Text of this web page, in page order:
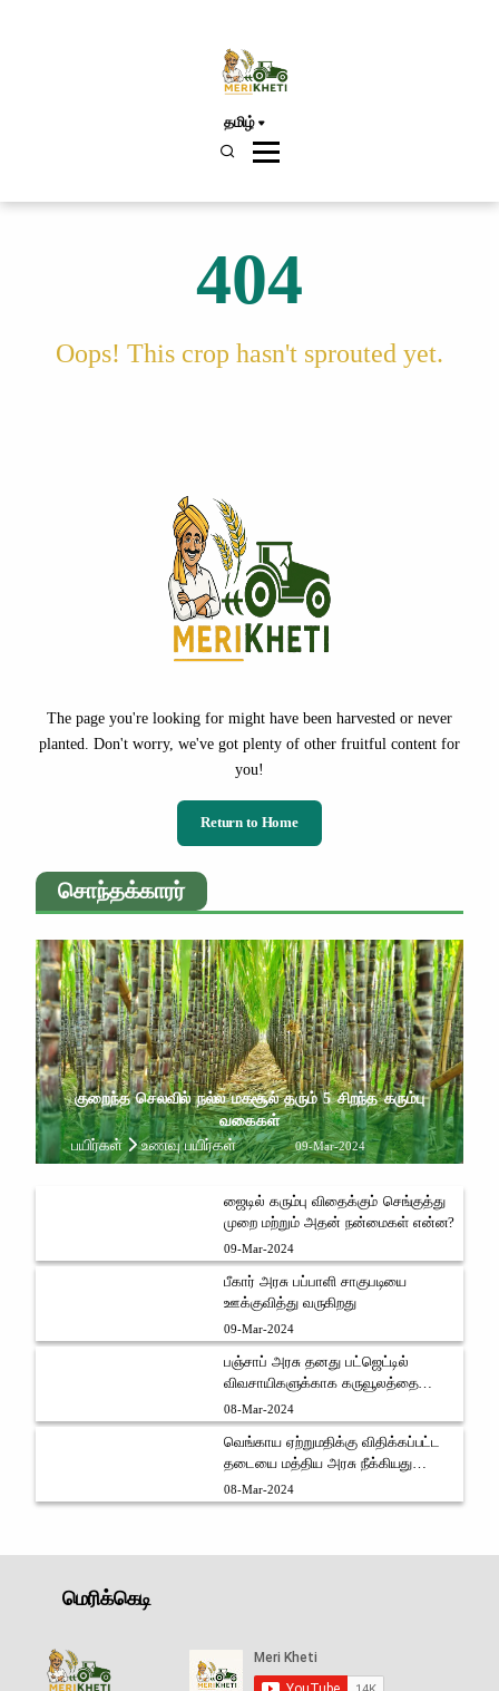
தமிழ்
404
Oops! This crop hasn't sprouted yet.
The page you're looking for might have been harvested or never
planted. Don't worry, we've got plenty of other fruitful content for
you!
Return to Home
சொந்தக்காரர்
குறைந்த செலவில் நல்ல மகசூல் தரும் 5 சிறந்த கரும்பு
வகைகள்
பயிர்கள்
உணவு பயிர்கள் 09-Mar-2024
ஜைடில் கரும்பு விதைக்கும் செங்குத்து
முறை மற்றும் அதன் நன்மைகள் என்ன?
09-Mar-2024
பீகார் அரசு பப்பாளி சாகுபடியை
ஊக்குவித்து வருகிறது
09-Mar-2024
பஞ்சாப் அரசு தனது பட்ஜெட்டில்
விவசாயிகளுக்காக கருவூலத்தை
திறந்துள்ளது
08-Mar-2024
வெங்காய ஏற்றுமதிக்கு விதிக்கப்பட்ட
தடையை மத்திய அரசு நீக்கியது
வெங்காய விவசாயிகள் மத்தியில்
மகிழ்ச்சி அலை
08-Mar-2024
மெரிக்கெடி